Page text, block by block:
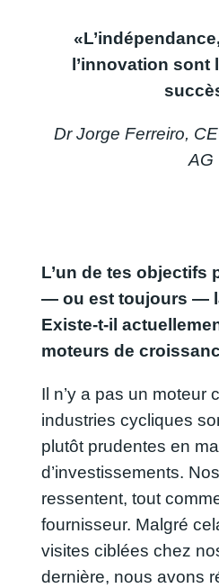
l’innovation sont
Dr Jorge Ferreiro,
AG
L’un de tes objectifs
— ou est toujours —
Existe-t-il
moteurs de
Il n’y a pas un moteur
industries cycliques
plutôt prudentes en
d’investissements.
ressentent, tout
fournisseur. Malgré
visites ciblées chez
dernière, nous avons